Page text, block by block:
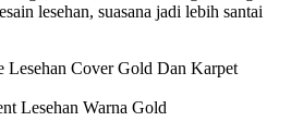
lesehan, suasana jadi lebih santai
Lesehan Warna Gold